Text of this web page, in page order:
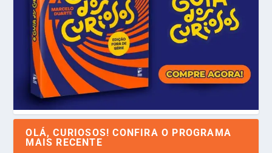
OLÁ, CURIOSOS! CONFIRA O PROGRAMA
MAIS RECENTE